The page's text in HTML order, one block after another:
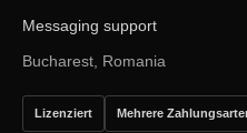
Messaging support
Bucharest, Romania
Lizenziert Mehrere